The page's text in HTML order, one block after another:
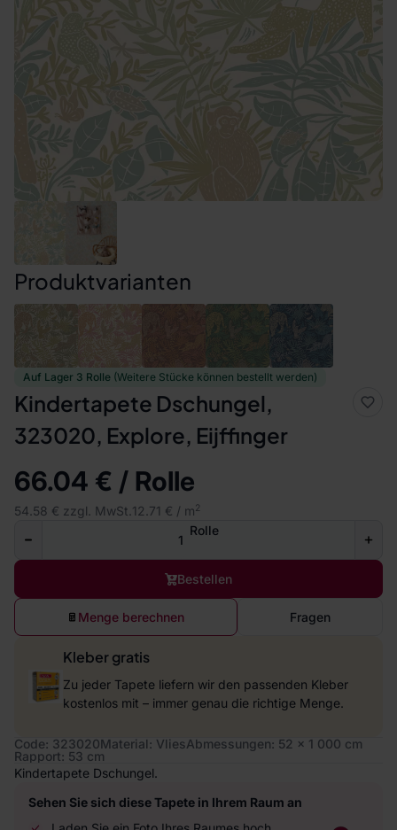
Auf Lager 3 Rolle (Weitere Stücke können bestellt werden)
Kindertapete Dschungel,
323020, Explore, Eijffinger
66.04 € / Rolle
54.58 € zzgl. MwSt. 12.71 € / m2
Rolle
Bestellen
Menge berechnen Fragen
Kleber gratis
Zu jeder Tapete liefern wir den passenden Kleber
kostenlos mit – immer genau die richtige Menge.
Code: 323020Material: VliesAbmessungen: 52 x 1 000 cm
Rapport: 53 cm
Kindertapete Dschungel.
Sehen Sie sich diese Tapete in Ihrem Raum an
Produktvarianten